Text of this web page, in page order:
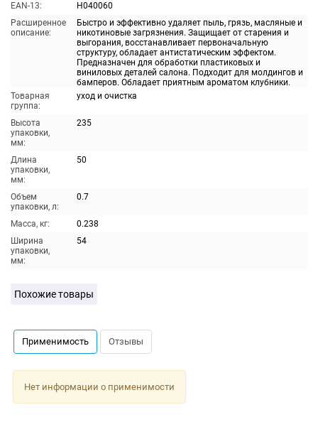
EAN-13:
H040060
Расширенное
описание:
Быстро и эффективно удаляет пыль, грязь, масляные и
никотиновые загрязнения. Защищает от старения и
выгорания, восстанавливает первоначальную
структуру, обладает антистатическим эффектом.
Предназначен для обработки пластиковых и
виниловых деталей салона. Подходит для молдингов и
бамперов. Обладает приятным ароматом клубники.
Товарная
группа:
уход и очистка
Высота
упаковки,
мм:
235
Длина
упаковки,
мм:
50
Объем
упаковки, л:
0.7
Масса, кг:
0.238
Ширина
упаковки,
мм:
54
Похожие товары
Применимость Отзывы
Нет информации о применимости